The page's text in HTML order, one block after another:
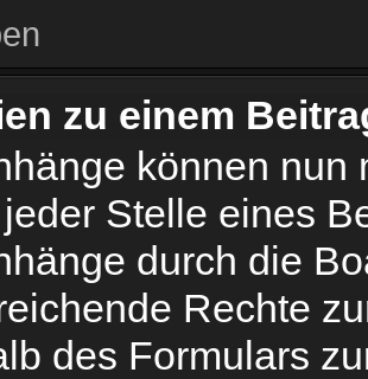
zu einem
können
Stelle eines
durch die
Rechte
des Formulars